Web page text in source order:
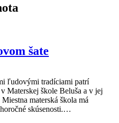
šate
ľudovými tradíciami patrí
Materskej škole Beluša a v jej
materská škola má
skúsenosti.…